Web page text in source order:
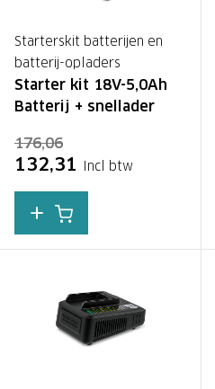
Starterskit batterijen en
batterij-opladers
Starter kit 18V-5,0Ah
Batterij + snellader
176,06
132,31 Incl btw